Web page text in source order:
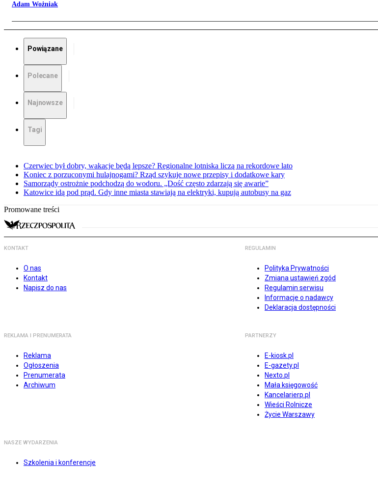
Adam Wożniak
Powiązane
Polecane
Najnowsze
Tagi
Czerwiec był dobry, wakacje będą lepsze? Regionalne lotniska liczą na rekordowe lato
Koniec z porzuconymi hulajnogami? Rząd szykuje nowe przepisy i dodatkowe kary
Samorządy ostrożnie podchodzą do wodoru. „Dość często zdarzają się awarie”
Katowice idą pod prąd. Gdy inne miasta stawiają na elektryki, kupują autobusy na gaz
Promowane treści
KONTAKT
O nas
Kontakt
Napisz do nas
REGULAMIN
Polityka Prywatności
Zmiana ustawień zgód
Regulamin serwisu
Informacje o nadawcy
Deklaracja dostępności
REKLAMA I PRENUMERATA
Reklama
Ogłoszenia
Prenumerata
Archiwum
PARTNERZY
E-kiosk.pl
E-gazety.pl
Nexto.pl
Mała księgowość
Kancelarierp.pl
Wieści Rolnicze
Życie Warszawy
NASZE WYDARZENIA
Szkolenia i konferencje